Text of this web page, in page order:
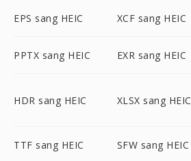
EPS sang HEIC XCF sang HEIC
PPTX sang HEIC EXR sang HEIC
HDR sang HEIC XLSX sang HEIC
TTF sang HEIC SFW sang HEIC